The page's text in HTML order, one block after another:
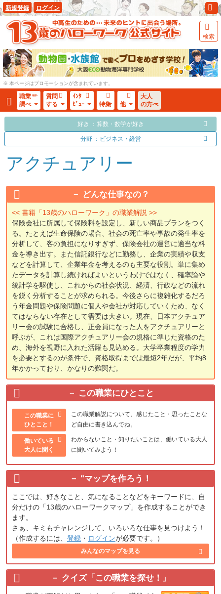
新規登録 ログイン
検索
※ 本ページはプロモーションが含まれています。
職業
調べ
質問
する
ｲﾝﾀ
ﾋﾞｭｰ
特集 他
大人
の方へ
好き ：算数・数学が好き
分野 ：ビジネス・経営
アクチュアリー
どんな仕事なの？
<< 書籍「13歳のハローワーク」の職業解説 >>
保険会社に所属して保険料を設定し、新しい商品プランをつく
る。たとえば生命保険の場合、社会の死亡率や事故の発生率を
分析して、客の負担になりすぎず、保険会社の運営に適当な料
金を導き出す。また信託銀行などに勤務し、企業の実績や収支
などを計算して、企業年金を考えるのも主要な役割。単に集め
たデータを計算し続ければよいというわけではなく、確率論や
統計学を駆使し、これからの社会状況、経済、行政などの流れ
を鋭く分析することが求められる。今後さらに複雑化するだろ
う年金問題や保険問題に個人や会社が対応していくため、なく
てはならない存在として需要は大きい。現在、日本アクチュア
リー会の試験に合格し、正会員になった人をアクチュアリーと
呼ぶが、これは国際アクチュアリー会の規格に準じた資格のた
め、海外を視野に入れた活躍も見込める。大学卒業程度の学力
を必要とするのが条件で、資格取得までは最短2年だが、平均8
年かかっており、かなりの難関だ。
この職業にひとこと
この職業に
ひとこと！
この職業解説について、感じたこと・思ったことな
ど自由に書き込んでね。
働いている
大人に聞く
わからないこと・知りたいことは、働いている大人
に聞いてみよう！
"マップを作ろう！
ここでは、好きなこと、気になることなどをキーワードに、自
分だけの「13歳のハローワークマップ」を作成することができ
ます。
さぁ、キミもチャレンジして、いろいろな仕事を見つけよう！
（作成するには、 登録 ・ ログインが必要です。）
みんなのマップを見る
クイズ「この職業を探せ！」